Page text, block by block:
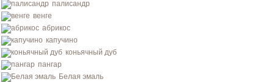
палисандр
венге
абрикос
капучино
коньячный дуб
пангар
Белая эмаль